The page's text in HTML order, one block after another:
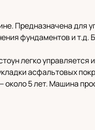
Предназначена для
фундаментов и т.д.
легко
асфальтовых
5 лет. Машина